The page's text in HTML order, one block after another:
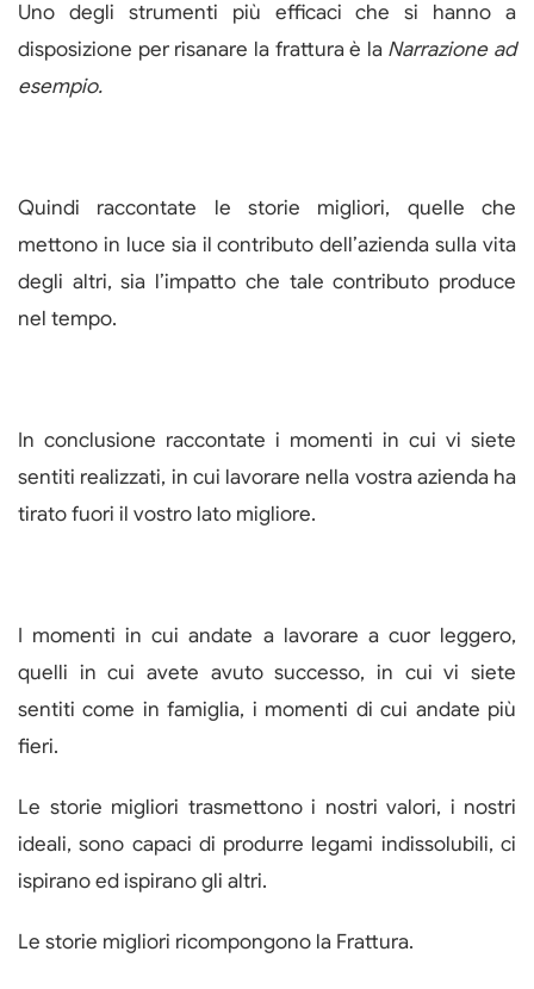
Uno degli strumenti più efficaci che si hanno a
disposizione per risanare la frattura è la Narrazione ad
esempio.
Quindi raccontate le storie migliori, quelle che
mettono in luce sia il contributo dell’azienda sulla vita
degli altri, sia l’impatto che tale contributo produce
nel tempo.
In conclusione raccontate i momenti in cui vi siete
sentiti realizzati, in cui lavorare nella vostra azienda ha
tirato fuori il vostro lato migliore.
I momenti in cui andate a lavorare a cuor leggero,
quelli in cui avete avuto successo, in cui vi siete
sentiti come in famiglia, i momenti di cui andate più
fieri.
Le storie migliori trasmettono i nostri valori, i nostri
ideali, sono capaci di produrre legami indissolubili, ci
ispirano ed ispirano gli altri.
Le storie migliori ricompongono la Frattura.